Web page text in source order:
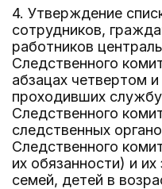
4. Утверждение
сотрудников,
работников
Следственного
абзацах четвертом
проходивших
Следственного
следственных
Следственного
их обязанности) и
семей, детей в